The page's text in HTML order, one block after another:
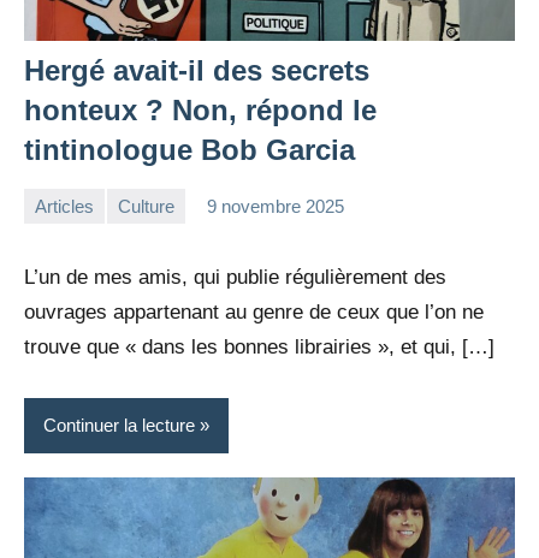
Hergé avait-il des secrets
honteux ? Non, répond le
tintinologue Bob Garcia
Articles Culture 9 novembre 2025
L’un de mes amis, qui publie régulièrement des
ouvrages appartenant au genre de ceux que l’on ne
trouve que « dans les bonnes librairies », et qui, […]
Continuer la lecture